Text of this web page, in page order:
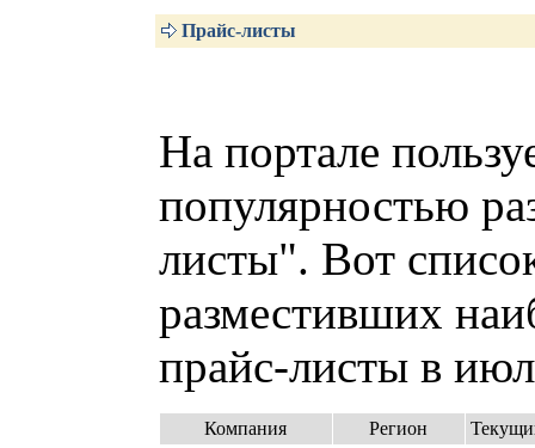
Прайс-листы
На портале
популярностью
листы". Вот
разместивших
прайс-листы в
Компания Регион